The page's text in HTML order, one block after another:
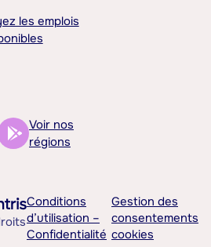
les emplois
Voir nos
régions
Conditions
d’utilisation –
Confidentialité
Gestion des
consentements
cookies